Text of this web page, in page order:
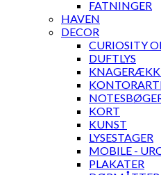
FATNINGER
HAVEN
DECOR
CURIOSITY
DUFTLYS
KORT
KUNST
LYSESTAGER
MOBILE -
PLAKATER